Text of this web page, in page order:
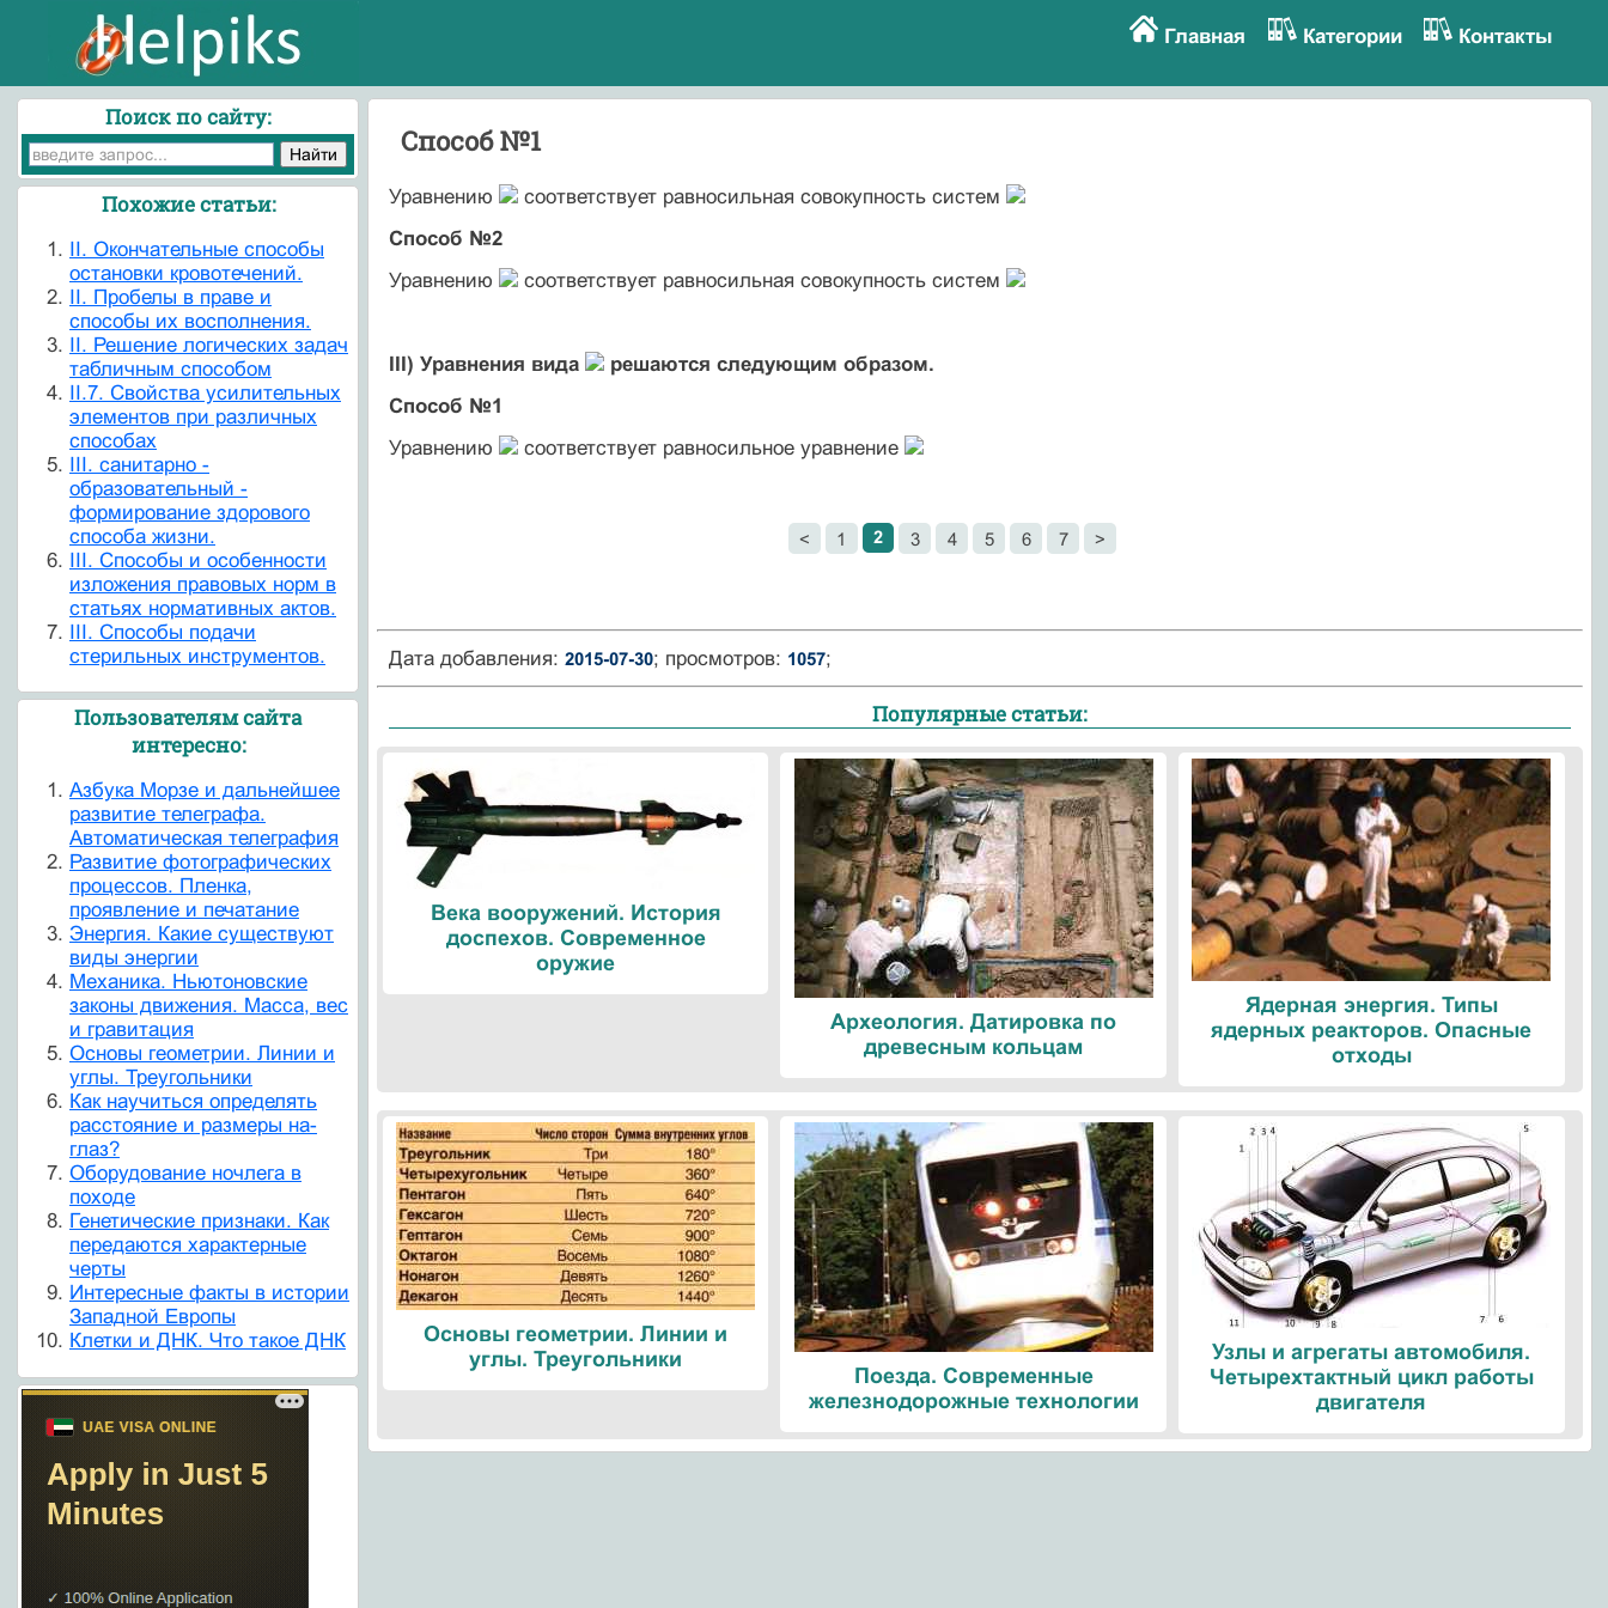
Главная Категории Контакты
Способ №1
Уравнению
соответствует равносильная совокупность систем
Способ №2
Уравнению
соответствует равносильная совокупность систем
III) Уравнения вида
решаются следующим образом.
Способ №1
Уравнению
соответствует равносильное уравнение
< 1 2 3 4 5 6 7 >
Дата добавления: 2015-07-30; просмотров: 1057;
Популярные статьи:
Века вооружений. История
доспехов. Современное
оружие
Археология. Датировка по
древесным кольцам
Ядерная энергия. Типы
ядерных реакторов. Опасные
отходы
Основы геометрии. Линии и
углы. Треугольники
Поезда. Современные
железнодорожные технологии
Узлы и агрегаты автомобиля.
Четырехтактный цикл работы
двигателя
Поиск по сайту:
Похожие статьи:
II. Окончательные способы
остановки кровотечений.
II. Пробелы в праве и
способы их восполнения.
II. Решение логических задач
табличным способом
II.7. Свойства усилительных
элементов при различных
способах
III. санитарно -
образовательный -
формирование здорового
способа жизни.
III. Способы и особенности
изложения правовых норм в
статьях нормативных актов.
III. Способы подачи
стерильных инструментов.
Пользователям сайта
интересно:
Азбука Морзе и дальнейшее
развитие телеграфа.
Автоматическая телеграфия
Развитие фотографических
процессов. Пленка,
проявление и печатание
Энергия. Какие существуют
виды энергии
Механика. Ньютоновские
законы движения. Масса, вес
и гравитация
Основы геометрии. Линии и
углы. Треугольники
Как научиться определять
расстояние и размеры на-
глаз?
Оборудование ночлега в
походе
Генетические признаки. Как
передаются характерные
черты
Интересные факты в истории
Западной Европы
Клетки и ДНК. Что такое ДНК